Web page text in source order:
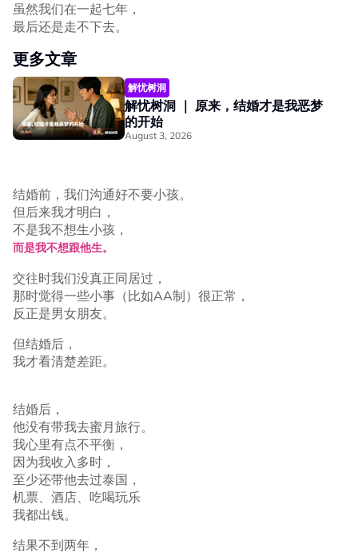
虽然我们在一起七年，
最后还是走不下去。
更多文章
解忧树洞
解忧树洞 ｜ 原来，结婚才是我恶梦
的开始
August 3, 2026
结婚前，我们沟通好不要小孩。
但后来我才明白，
不是我不想生小孩，
而是我不想跟他生。
交往时我们没真正同居过，
那时觉得一些小事（比如AA制）很正常，
反正是男女朋友。
但结婚后，
我才看清楚差距。
结婚后，
他没有带我去蜜月旅行。
我心里有点不平衡，
因为我收入多时，
至少还带他去过泰国，
机票、酒店、吃喝玩乐
我都出钱。
结果不到两年，